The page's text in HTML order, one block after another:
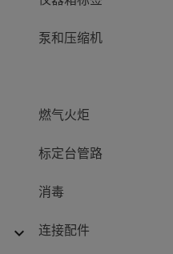
泵和压缩机
燃气火炬
标定台管路
消毒
expand_more 连接配件